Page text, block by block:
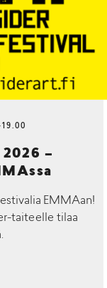
–
EMMAan!
taiteelle tilaa